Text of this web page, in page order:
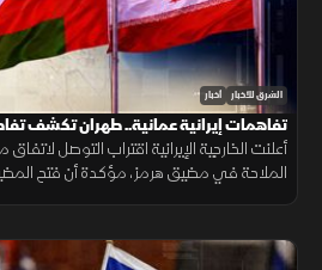
الشرق للأخبار أخبار
تفاهمات إيرانية عمانية.. طهران تكشف
أعلنت الخارجية الإيرانية اقتراب التوصل
الملاحة في مضيق هرمز، مؤكدة أن فتح